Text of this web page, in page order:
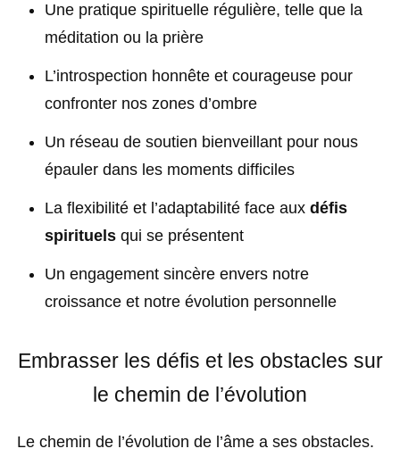
Une pratique spirituelle régulière, telle que la
méditation ou la prière
L’introspection honnête et courageuse pour
confronter nos zones d’ombre
Un réseau de soutien bienveillant pour nous
épauler dans les moments difficiles
La flexibilité et l’adaptabilité face aux défis
spirituels qui se présentent
Un engagement sincère envers notre
croissance et notre évolution personnelle
Embrasser les défis et les obstacles sur
le chemin de l’évolution
Le chemin de l’évolution de l’âme a ses obstacles.